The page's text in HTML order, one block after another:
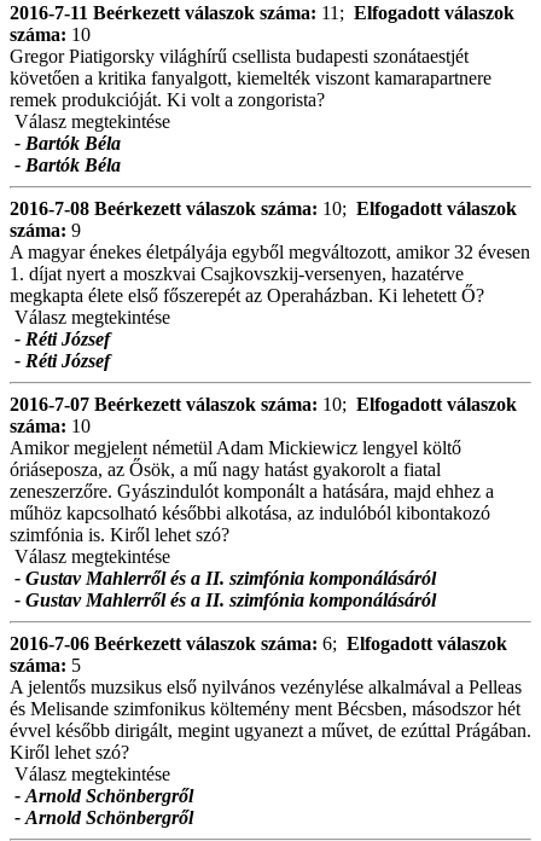
2016-7-11 Beérkezett válaszok száma: 11; Elfogadott válaszok
száma: 10
Gregor Piatigorsky világhírű csellista budapesti szonátaestjét
követően a kritika fanyalgott, kiemelték viszont kamarapartnere
remek produkcióját. Ki volt a zongorista?
Válasz megtekintése
- Bartók Béla
- Bartók Béla
2016-7-08 Beérkezett válaszok száma: 10; Elfogadott válaszok
száma: 9
A magyar énekes életpályája egyből megváltozott, amikor 32 évesen
1. díjat nyert a moszkvai Csajkovszkij-versenyen, hazatérve
megkapta élete első főszerepét az Operaházban. Ki lehetett Ő?
Válasz megtekintése
- Réti József
- Réti József
2016-7-07 Beérkezett válaszok száma: 10; Elfogadott válaszok
száma: 10
Amikor megjelent németül Adam Mickiewicz lengyel költő
óriáseposza, az Ősök, a mű nagy hatást gyakorolt a fiatal
zeneszerzőre. Gyászindulót komponált a hatására, majd ehhez a
műhöz kapcsolható későbbi alkotása, az indulóból kibontakozó
szimfónia is. Kiről lehet szó?
Válasz megtekintése
- Gustav Mahlerről és a II. szimfónia komponálásáról
- Gustav Mahlerről és a II. szimfónia komponálásáról
2016-7-06 Beérkezett válaszok száma: 6; Elfogadott válaszok
száma: 5
A jelentős muzsikus első nyilvános vezénylése alkalmával a Pelleas
és Melisande szimfonikus költemény ment Bécsben, másodszor hét
évvel később dirigált, megint ugyanezt a művet, de ezúttal Prágában.
Kiről lehet szó?
Válasz megtekintése
- Arnold Schönbergről
- Arnold Schönbergről